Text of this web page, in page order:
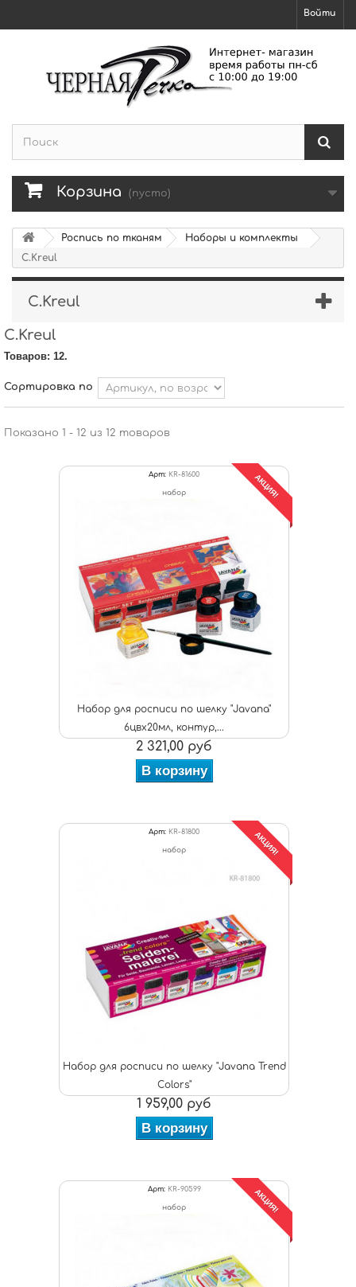
Войти
Корзина (пусто)
Роспись по тканям
Наборы и комплекты
C.Kreul
C.Kreul
C.Kreul
Товаров: 12.
Сортировка по
Показано 1 - 12 из 12 товаров
Арт: KR-81600
набор
Набор для росписи по шелку "Javana"
6цвх20мл, контур,...
АКЦИЯ!
2 321,00 руб
В корзину
Арт: KR-81800
набор
Набор для росписи по шелку "Javana Trend
Colors"
АКЦИЯ!
1 959,00 руб
В корзину
Арт: KR-90599
набор АКЦИЯ!